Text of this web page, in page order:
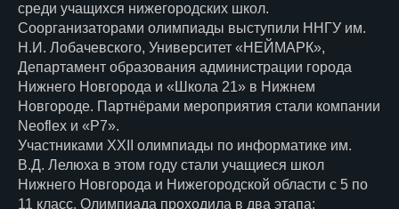
среди учащихся нижегородских школ.
Соорганизаторами олимпиады выступили ННГУ им.
Н.И. Лобачевского, Университет «НЕЙМАРК»,
Департамент образования администрации города
Нижнего Новгорода и «Школа 21» в Нижнем
Новгороде. Партнёрами мероприятия стали компании
Neoflex и «Р7».
Участниками XXII олимпиады по информатике им.
В.Д. Лелюха в этом году стали учащиеся школ
Нижнего Новгорода и Нижегородской области с 5 по
11 класс. Олимпиада проходила в два этапа: